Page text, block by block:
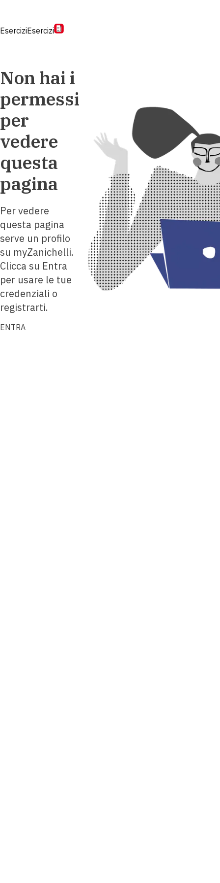
EserciziEsercizi
Non hai i
permessi
per
vedere
questa
pagina
Per vedere
questa pagina
serve un profilo
su myZanichelli.
Clicca su Entra
per usare le tue
credenziali o
registrarti.
ENTRA